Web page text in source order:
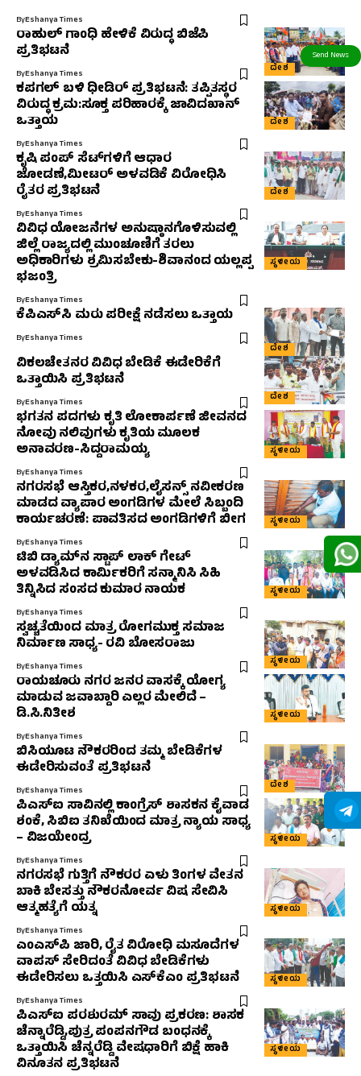
ByEshanya Times
ದೇಶ
ರಾಹುಲ್ ಗಾಂಧಿ ಹೇಳಿಕೆ ವಿರುದ್ಧ ಬಿಜೆಪಿ
ಪ್ರತಿಭಟನೆ
ByEshanya Times
ದೇಶ
ಕಪಗಲ್ ಬಳಿ ಧೀಡಿರ್ ಪ್ರತಿಭಟನೆ: ತಪ್ಪಿತಸ್ಥರ
ವಿರುದ್ಧ ಕ್ರಮ:ಸೂಕ್ತ ಪರಿಹಾರಕ್ಕೆ ಜಾವಿದಖಾನ್
ಒತ್ತಾಯ
ByEshanya Times
ದೇಶ
ಕೃಷಿ ಪಂಪ್ ಸೆಟ್‌ಗಳಿಗೆ ಆಧಾರ
ಜೋಡಣೆ,ಮೀಟರ್ ಅಳವಡಿಕೆ ವಿರೋಧಿಸಿ
ರೈತರ ಪ್ರತಿಭಟನೆ
ByEshanya Times
ಸ್ಥಳೀಯ
ವಿವಿಧ ಯೋಜನೆಗಳ ಅನುಷ್ಠಾನಗೊಳಿಸುವಲ್ಲಿ
ಜಿಲ್ಲೆ ರಾಜ್ಯದಲ್ಲಿ ಮುಂಚೂಣಿಗೆ ತರಲು
ಅಧಿಕಾರಿಗಳು ಶ್ರಮಿಸಬೇಕು-ಶಿವಾನಂದ ಯಲ್ಲಪ್ಪ
ಭಜಂತ್ರಿ
ByEshanya Times
ದೇಶ
ಕೆಪಿಎಸ್‌ಸಿ ಮರು ಪರೀಕ್ಷೆ ನಡೆಸಲು ಒತ್ತಾಯ
ByEshanya Times
ದೇಶ
ವಿಕಲಚೇತನರ ವಿವಿಧ ಬೇಡಿಕೆ ಈಡೇರಿಕೆಗೆ
ಒತ್ತಾಯಿಸಿ ಪ್ರತಿಭಟನೆ
ByEshanya Times
ಸ್ಥಳೀಯ
ಭಗತನ ಪದಗಳು ಕೃತಿ ಲೋಕಾರ್ಪಣೆ ಜೀವನದ
ನೋವು ನಲಿವುಗಳು ಕೃತಿಯ ಮೂಲಕ
ಅನಾವರಣ-ಸಿದ್ದರಾಮಯ್ಯ
ByEshanya Times
ಸ್ಥಳೀಯ
ನಗರಸಭೆ ಆಸ್ತಿಕರ,ನಳಕರ,ಲೈಸನ್ಸ್ ನವೀಕರಣ
ಮಾಡದ ವ್ಯಾಪಾರ ಅಂಗಡಿಗಳ ಮೇಲೆ ಸಿಬ್ಬಂದಿ
ಕಾರ್ಯಚರಣೆ: ಪಾವತಿಸದ ಅಂಗಡಿಗಳಿಗೆ ಬೀಗ
ByEshanya Times
ಸ್ಥಳೀಯ
ಟಿಬಿ ಡ್ಯಾಮ್‌ನ ಸ್ಟಾಪ್ ಲಾಕ್ ಗೇಟ್
ಅಳವಡಿಸಿದ ಕಾರ್ಮಿಕರಿಗೆ ಸನ್ಮಾನಿಸಿ ಸಿಹಿ
ತಿನ್ನಿಸಿದ ಸಂಸದ ಕುಮಾರ ನಾಯಕ
ByEshanya Times
ಸ್ಥಳೀಯ
ಸ್ವಚ್ಚತೆಯಿಂದ ಮಾತ್ರ ರೋಗಮುಕ್ತ ಸಮಾಜ
ನಿರ್ಮಾಣ ಸಾಧ್ಯ- ರವಿ ಬೋಸರಾಜು
ByEshanya Times
ಸ್ಥಳೀಯ
ರಾಯಚೂರು ನಗರ ಜನರ ವಾಸಕ್ಕೆ ಯೋಗ್ಯ
ಮಾಡುವ ಜವಾಬ್ದಾರಿ ಎಲ್ಲರ ಮೇಲಿದೆ –
ಡಿ.ಸಿ.ನಿತೀಶ
ByEshanya Times
ದೇಶ
ಬಿಸಿಯೂಟ ನೌಕರರಿಂದ ತಮ್ಮ ಬೇಡಿಕೆಗಳ
ಈಡೇರಿಸುವಂತೆ ಪ್ರತಿಭಟನೆ
ByEshanya Times
ಸ್ಥಳೀಯ
ಪಿಎಸ್‌ಐ ಸಾವಿನಲ್ಲಿ ಕಾಂಗ್ರೆಸ್ ಶಾಸಕನ ಕೈವಾಡ
ಶಂಕೆ, ಸಿಬಿಐ ತನಿಖೆಯಿಂದ ಮಾತ್ರ ನ್ಯಾಯ ಸಾಧ್ಯ
– ವಿಜಯೇಂದ್ರ
ByEshanya Times
ಸ್ಥಳೀಯ
ನಗರಸಭೆ ಗುತ್ತಿಗೆ ನೌಕರರ ಏಳು ತಿಂಗಳ ವೇತನ
ಬಾಕಿ ಬೇಸತ್ತು ನೌಕರನೋರ್ವ ವಿಷ ಸೇವಿಸಿ
ಆತ್ಮಹತ್ಯೆಗೆ ಯತ್ನ
ByEshanya Times
ಸ್ಥಳೀಯ
ಎಂಎಸ್‌ಪಿ ಜಾರಿ, ರೈತ ವಿರೋಧಿ ಮಸೂದೆಗಳ
ವಾಪಸ್ ಸೇರಿದಂತೆ ವಿವಿಧ ಬೇಡಿಕೆಗಳು
ಈಡೇರಿಸಲು ಒತ್ತಯಿಸಿ ಎಸ್‌ಕೆಎಂ ಪ್ರತಿಭಟನೆ
ByEshanya Times
ಸ್ಥಳೀಯ
ಪಿಎಸ್‌ಐ ಪರಶುರಮ್ ಸಾವು ಪ್ರಕರಣ: ಶಾಸಕ
ಚೆನ್ನಾರೆಡ್ಡಿ,ಪುತ್ರ ಪಂಪನಗೌಡ ಬಂಧನಕ್ಕೆ
ಒತ್ತಾಯಿಸಿ ಚೆನ್ನರೆಡ್ಡಿ ವೇಷಧಾರಿಗೆ ಬಿಕ್ಷೆ ಹಾಕಿ
ವಿನೂತನ ಪ್ರತಿಭಟನೆ